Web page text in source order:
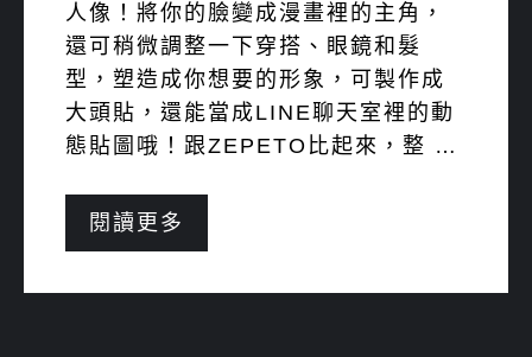
人像！將你的臉變成漫畫裡的主角，
還可稍微調整一下穿搭、眼鏡和髮
型，塑造成你想要的形象，可製作成
大頭貼，還能當成LINE聊天室裡的動
態貼圖哦！跟ZEPETO比起來，整 …
閱讀更多